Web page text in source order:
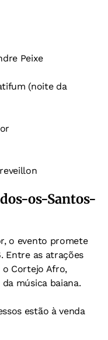
Peixe
(noite da
os-Santos-
o evento promete
Entre as atrações
o Cortejo Afro,
música baiana.
estão à venda